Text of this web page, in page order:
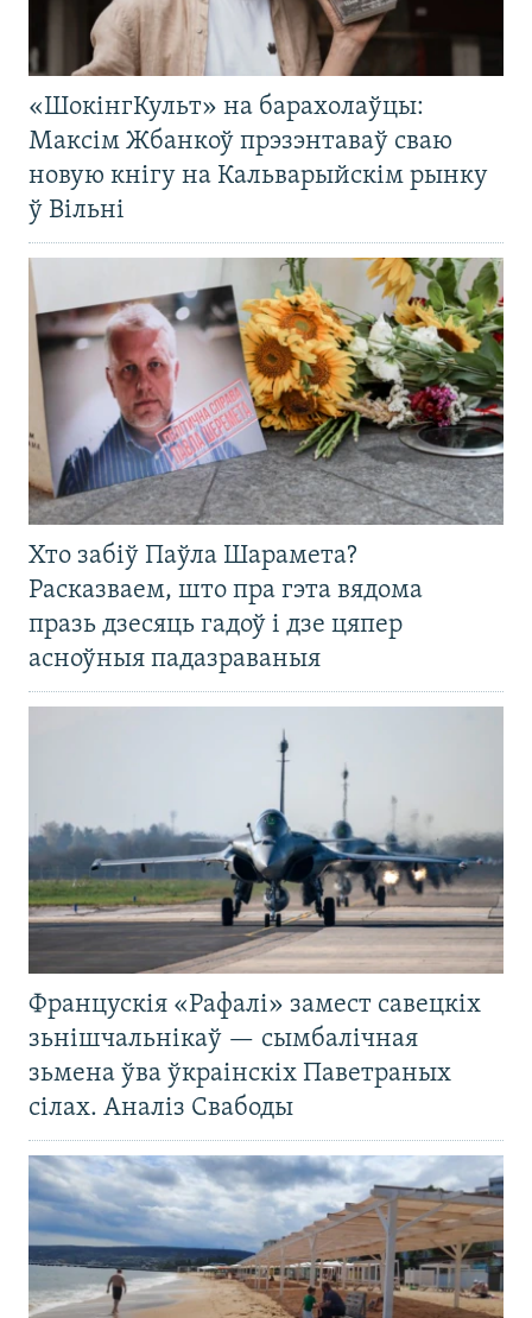
«ШокінгКульт» на барахолаўцы:
Максім Жбанкоў прэзэнтаваў сваю
новую кнігу на Кальварыйскім рынку
ў Вільні
Хто забіў Паўла Шарамета?
Расказваем, што пра гэта вядома
празь дзесяць гадоў і дзе цяпер
асноўныя падазраваныя
Францускія «Рафалі» замест савецкіх
зьнішчальнікаў — сымбалічная
зьмена ўва ўкраінскіх Паветраных
сілах. Аналіз Свабоды